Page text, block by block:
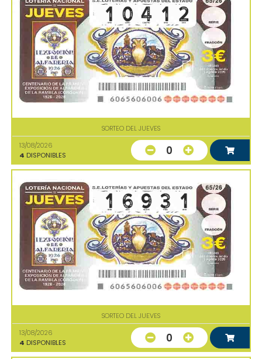
SORTEO DEL JUEVES
13/08/2026
4 DISPONIBLES 0
SORTEO DEL JUEVES
13/08/2026
4 DISPONIBLES 0